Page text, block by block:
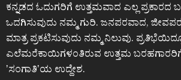
ಕನ್ನಡದ ಓದುಗರಿಗೆ ಉತ್ತಮವಾದ ಎಲ್ಲ ಪ್ರಕಾರದ
ಒದಗಿಸುವುದು ನಮ್ಮ ಗುರಿ. ಜನಪರವಾದ,
ಮಾತ್ರ ಪ್ರಕಟಿಸುವುದು ನಮ್ಮ ನಿಲುವು.
ಎಲೆಮರೆಕಾಯಿಗಳಂತಿರುವ ಉತ್ತಮ ಬರಹಗಾರರಿಗೆ
ʼಸಂಗಾತಿʼಯ ಉದ್ದೇಶ.